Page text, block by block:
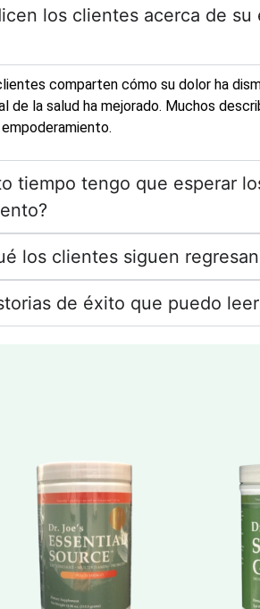
los clientes acerca de su
comparten cómo su dolor ha
de la salud ha mejorado. Muchos
tiempo tengo que esperar
los clientes siguen
de éxito que puedo